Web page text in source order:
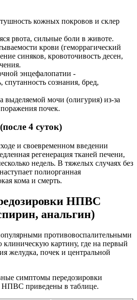
кожных покровов и склер
рвота, сильные боли в животе.
крови (геморрагический
синяков, кровоточивость десен,
энцефалопатии -
спутанность сознания, бред,
выделяемой мочи (олигурия) из-за
почек.
4 суток)
и своевременном введении
регенерация тканей печени,
недель. В тяжелых случаях без
полиорганная
кома и смерть.
НПВС
анальгин)
противовоспалительными
клиническую картину, где на первый
желудка, почек и центральной
симптомы передозировки
приведены в таблице.